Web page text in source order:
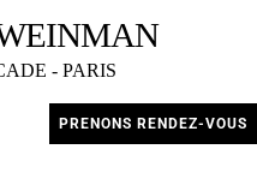
- PARIS
PRENONS RENDEZ-VOUS